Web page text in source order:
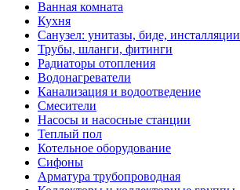
Ванная комната
Кухня
Санузел: унитазы, биде, инсталляции
Трубы, шланги, фитинги
Радиаторы отопления
Водонагреватели
Канализация и водоотведение
Смесители
Насосы и насосные станции
Теплый пол
Котельное оборудование
Сифоны
Арматура трубопроводная